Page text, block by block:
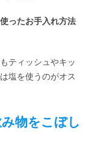
ったお手入れ方法
ティッシュやキッ
塩を使うのがオス
物をこぼし